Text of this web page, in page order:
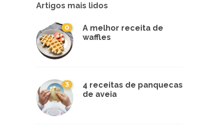
Artigos mais lidos
0
A melhor receita de
waffles
3
4 receitas de panquecas
de aveia